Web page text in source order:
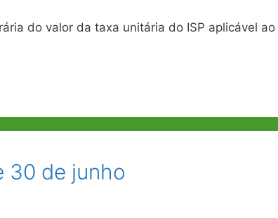
do valor da taxa unitária do ISP aplicável ao
30 de junho